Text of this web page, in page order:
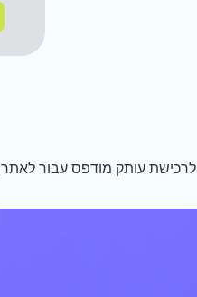
לרכישת עותק מודפס עבור לאתר